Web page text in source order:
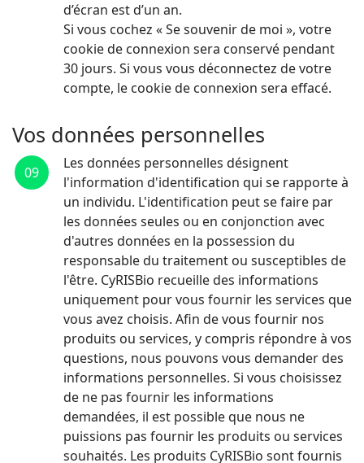
d’écran est d’un an.
Si vous cochez « Se souvenir de moi », votre
cookie de connexion sera conservé pendant
30 jours. Si vous vous déconnectez de votre
compte, le cookie de connexion sera effacé.
Vos données personnelles
09
Les données personnelles désignent
l'information d'identification qui se rapporte à
un individu. L'identification peut se faire par
les données seules ou en conjonction avec
d'autres données en la possession du
responsable du traitement ou susceptibles de
l'être. CyRISBio recueille des informations
uniquement pour vous fournir les services que
vous avez choisis. Afin de vous fournir nos
produits ou services, y compris répondre à vos
questions, nous pouvons vous demander des
informations personnelles. Si vous choisissez
de ne pas fournir les informations
demandées, il est possible que nous ne
puissions pas fournir les produits ou services
souhaités. Les produits CyRISBio sont fournis